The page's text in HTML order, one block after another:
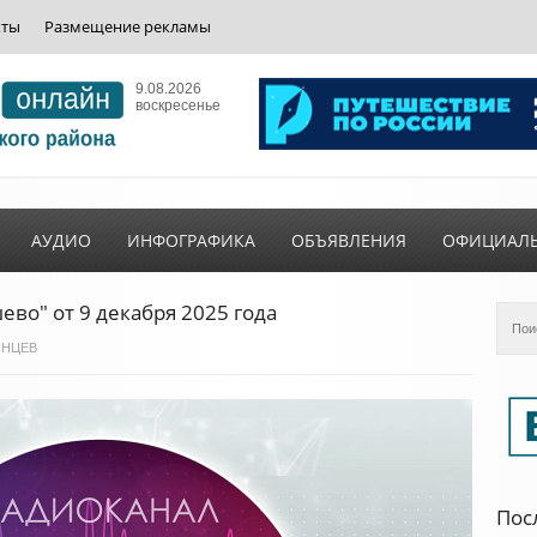
Размещение рекламы
9.08.2026
воскресенье
АУДИО ИНФОГРАФИКА ОБЪЯВЛЕНИЯ
от 9 декабря 2025 года